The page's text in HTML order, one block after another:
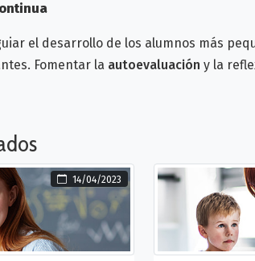
el desarrollo de los alumnos más
Fomentar la autoevaluación y la
14/04/2023